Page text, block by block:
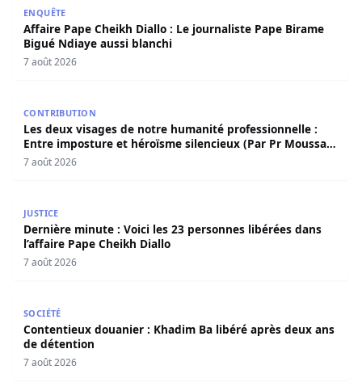
ENQUÊTE
Affaire Pape Cheikh Diallo : Le journaliste Pape Birame
Bigué Ndiaye aussi blanchi
7 août 2026
CONTRIBUTION
Les deux visages de notre humanité professionnelle :
Entre imposture et héroïsme silencieux (Par Pr Moussa
Seydi)
7 août 2026
JUSTICE
Dernière minute : Voici les 23 personnes libérées dans
l’affaire Pape Cheikh Diallo
7 août 2026
SOCIÉTÉ
Contentieux douanier : Khadim Ba libéré après deux ans
de détention
7 août 2026